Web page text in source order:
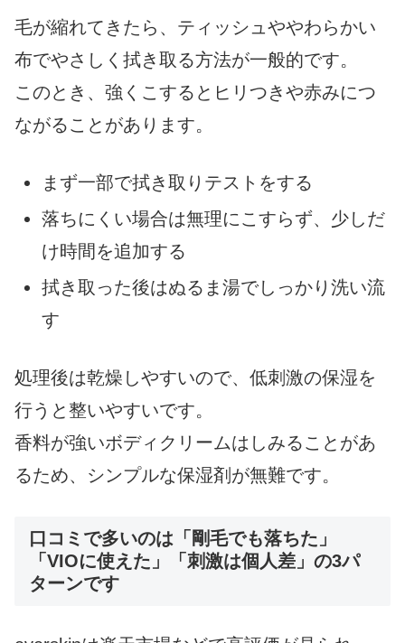
毛が縮れてきたら、ティッシュややわらかい
布でやさしく拭き取る方法が一般的です。
このとき、強くこするとヒリつきや赤みにつ
ながることがあります。
まず一部で拭き取りテストをする
落ちにくい場合は無理にこすらず、少しだ
け時間を追加する
拭き取った後はぬるま湯でしっかり洗い流
す
処理後は乾燥しやすいので、低刺激の保湿を
行うと整いやすいです。
香料が強いボディクリームはしみることがあ
るため、シンプルな保湿剤が無難です。
口コミで多いのは「剛毛でも落ちた」
「VIOに使えた」「刺激は個人差」の3パ
ターンです